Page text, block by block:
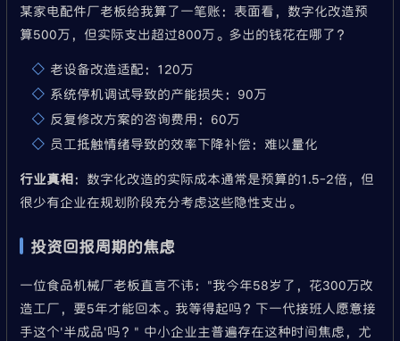
某家电配件厂老板给我算了一笔账：表面看，数字化改造预
算500万，但实际支出超过800万。多出的钱花在哪了？
老设备改造适配：120万
系统停机调试导致的产能损失：90万
反复修改方案的咨询费用：60万
员工抵触情绪导致的效率下降补偿：难以量化
行业真相：数字化改造的实际成本通常是预算的1.5-2倍，但
很少有企业在规划阶段充分考虑这些隐性支出。
投资回报周期的焦虑
一位食品机械厂老板直言不讳："我今年58岁了，花300万改
造工厂，要5年才能回本。我等得起吗？下一代接班人愿意接
手这个'半成品'吗？" 中小企业主普遍存在这种时间焦虑，尤